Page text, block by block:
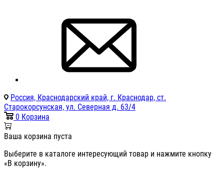
Россия, Краснодарский край, г. Краснодар, ст.
Старокорсунская, ул. Северная д. 63/4
0 Корзина
Ваша корзина пуста
Выберите в каталоге интересующий товар и нажмите кнопку
«В корзину».